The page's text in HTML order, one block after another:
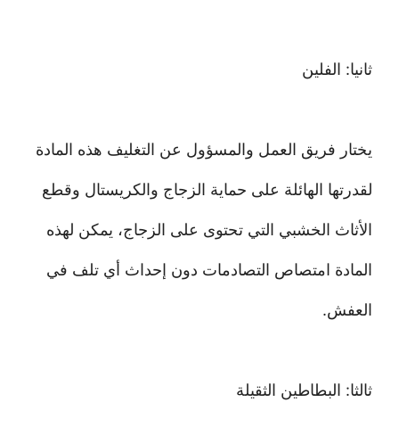
ثانيا: الفلين
يختار فريق العمل والمسؤول عن التغليف هذه المادة
لقدرتها الهائلة على حماية الزجاج والكريستال وقطع
الأثاث الخشبي التي تحتوى على الزجاج، يمكن لهذه
المادة امتصاص التصادمات دون إحداث أي تلف في
العفش.
ثالثا: البطاطين الثقيلة